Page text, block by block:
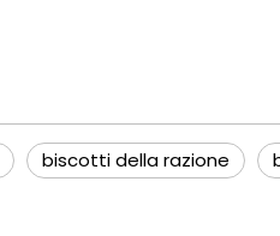
biscotti della razione